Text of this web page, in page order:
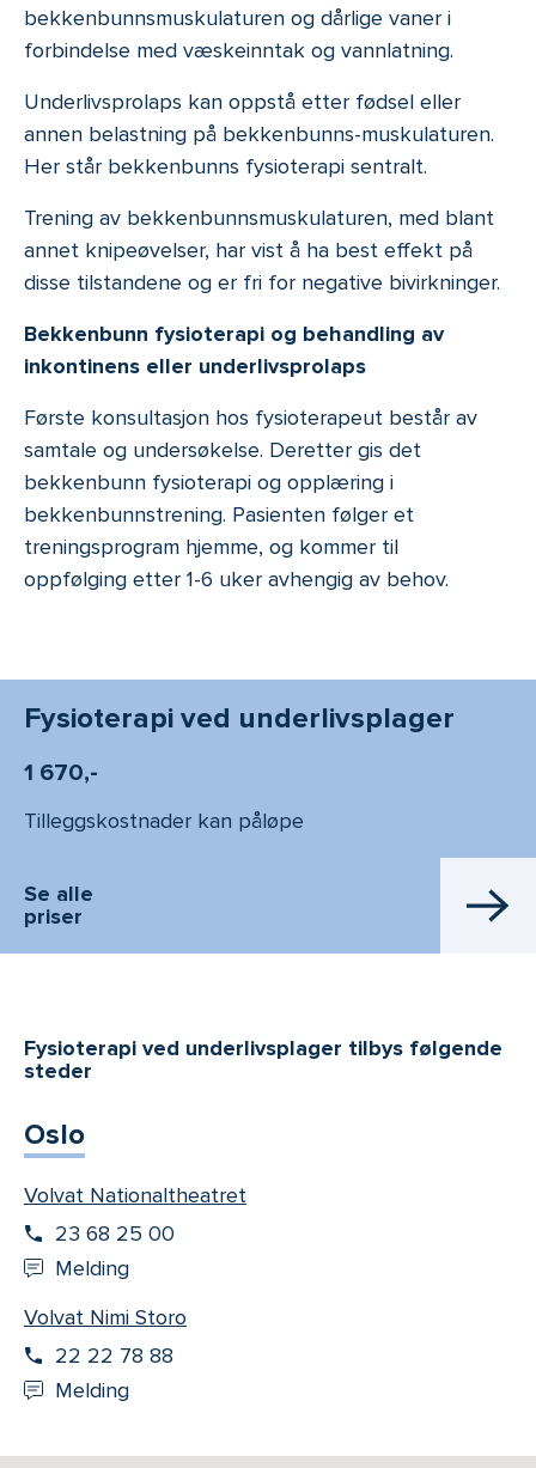
bekkenbunnsmuskulaturen og dårlige vaner i
forbindelse med væskeinntak og vannlatning.
Underlivsprolaps kan oppstå etter fødsel eller
annen belastning på bekkenbunns-muskulaturen.
Her står bekkenbunns fysioterapi sentralt.
Trening av bekkenbunnsmuskulaturen, med blant
annet knipeøvelser, har vist å ha best effekt på
disse tilstandene og er fri for negative bivirkninger.
Bekkenbunn fysioterapi og behandling av
inkontinens eller underlivsprolaps
Første konsultasjon hos fysioterapeut består av
samtale og undersøkelse. Deretter gis det
bekkenbunn fysioterapi og opplæring i
bekkenbunnstrening. Pasienten følger et
treningsprogram hjemme, og kommer til
oppfølging etter 1-6 uker avhengig av behov.
Fysioterapi ved underlivsplager
1 670,-
Tilleggskostnader kan påløpe
Se alle
priser
Fysioterapi ved underlivsplager tilbys følgende
steder
Oslo
Volvat Nationaltheatret
23 68 25 00
Melding
Volvat Nimi Storo
22 22 78 88
Melding